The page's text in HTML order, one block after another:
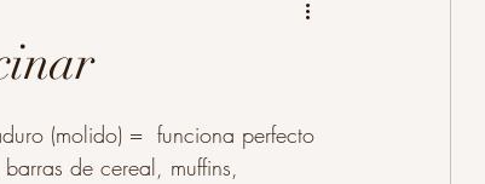
Platos salados y principales
(molido) =  funciona perfecto
de cereal, muffins,